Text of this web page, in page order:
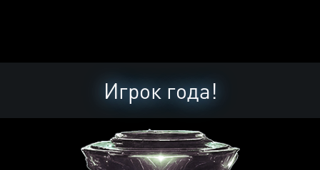
Игрок года!